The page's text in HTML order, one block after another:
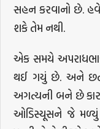
સહન કરવાનો છે.
શકે તેમ નથી.
એક સમયે
થઈ ગયું છે. અને
અગત્યની બને છે
ઓડિસ્યૂસને જે